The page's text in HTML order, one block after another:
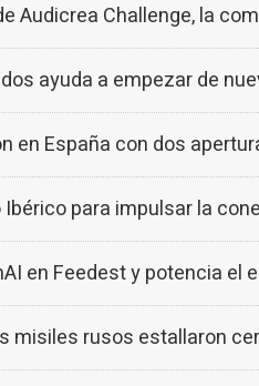
Audicrea Challenge, la
ayuda a empezar de
en España con dos
Ibérico para impulsar la
en Feedest y potencia
misiles rusos estallaron